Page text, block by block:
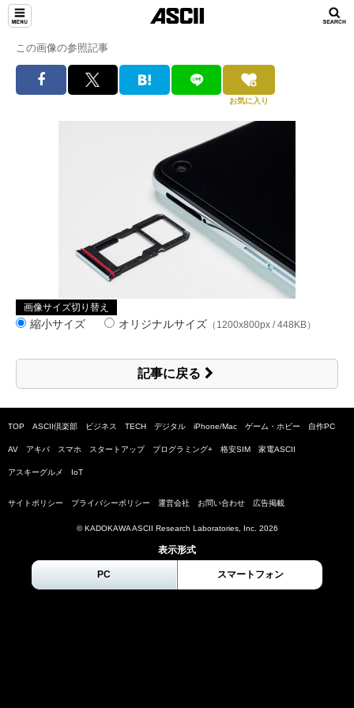
この画像の参照記事
お気に入り
画像サイズ切り替え
縮小サイズ オリジナルサイズ （1200x800px / 448KB）
記事に戻る
TOP ASCII倶楽部 ビジネス TECH デジタル iPhone/Mac ゲーム・ホビー 自作PC
AV アキバ スマホ スタートアップ プログラミング+ 格安SIM 家電ASCII
アスキーグルメ IoT
サイトポリシー プライバシーポリシー 運営会社 お問い合わせ 広告掲載
© KADOKAWA ASCII Research Laboratories, Inc. 2026
表示形式
PC スマートフォン